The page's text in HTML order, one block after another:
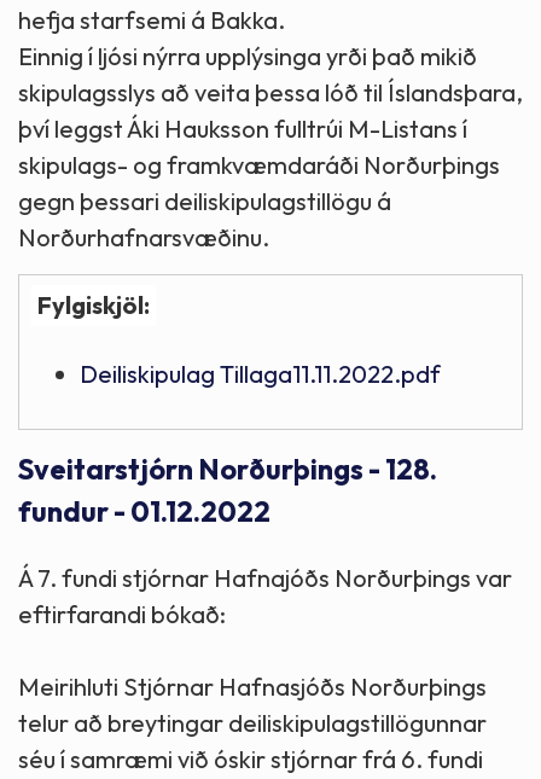
hefja starfsemi á Bakka.
Einnig í ljósi nýrra upplýsinga yrði það mikið
skipulagsslys að veita þessa lóð til Íslandsþara,
því leggst Áki Hauksson fulltrúi M-Listans í
skipulags- og framkvæmdaráði Norðurþings
gegn þessari deiliskipulagstillögu á
Norðurhafnarsvæðinu.
Fylgiskjöl:
Deiliskipulag Tillaga11.11.2022.pdf
Sveitarstjórn Norðurþings - 128.
fundur - 01.12.2022
Á 7. fundi stjórnar Hafnajóðs Norðurþings var
eftirfarandi bókað:
Meirihluti Stjórnar Hafnasjóðs Norðurþings
telur að breytingar deiliskipulagstillögunnar
séu í samræmi við óskir stjórnar frá 6. fundi